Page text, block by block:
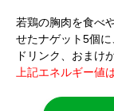
若鶏の胸肉を食べ
せたナゲット5個
ドリンク、おまけ
上記エネルギー値